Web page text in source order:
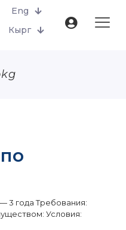
Eng
Кырг
3 года Требования:
Условия: